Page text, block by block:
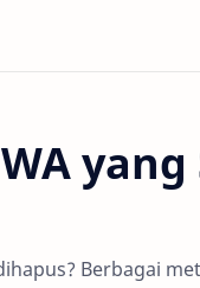
yang
Berbagai